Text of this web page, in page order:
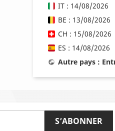
IT : 14/08/2026
BE : 13/08/2026
CH : 15/08/2026
ES : 14/08/2026
Autre pays :